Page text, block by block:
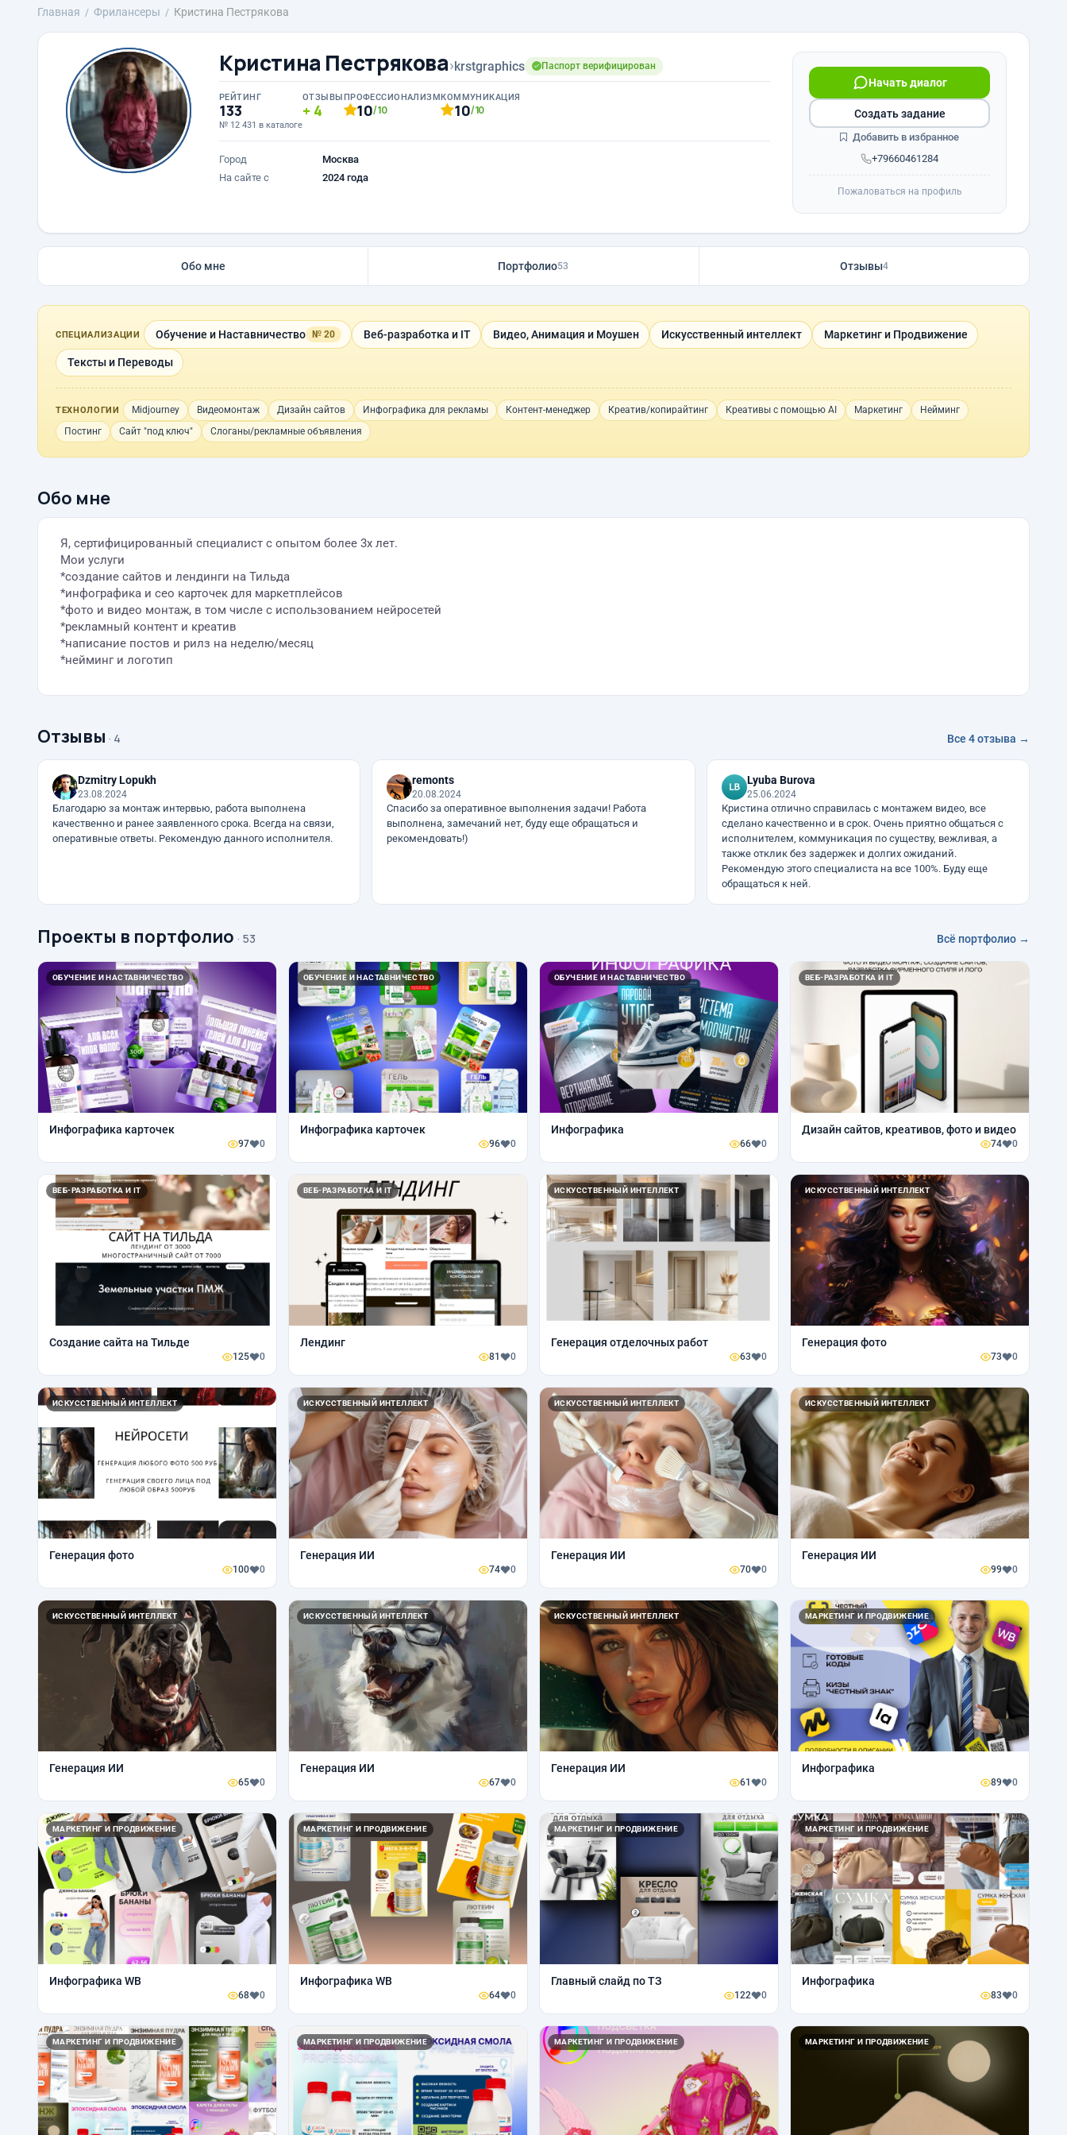
Главная Фрилансеры Кристина Пестрякова
Кристина Пестрякова›krstgraphics Паспорт верифицирован
РЕЙТИНГ
133
№ 12 431 в каталоге
ОТЗЫВЫ
4
ПРОФЕССИОНАЛИЗМ
10/10
КОММУНИКАЦИЯ
10/10
Город
Москва
На сайте с
2024 года
+79660461284
Начать диалог
Создать задание
Добавить в избранное
Пожаловаться на профиль
Обо мне Портфолио53 Отзывы4
СПЕЦИАЛИЗАЦИИ Обучение и Наставничество № 20 Веб-разработка и IT Видео, Анимация и Моушен Искусственный интеллект Маркетинг и Продвижение
Тексты и Переводы
ТЕХНОЛОГИИ Midjourney Видеомонтаж Дизайн сайтов Инфографика для рекламы Контент-менеджер Креатив/копирайтинг Креативы с помощью AI Маркетинг
Нейминг
Постинг
Сайт "под ключ" Слоганы/рекламные объявления
Обо мне
Я, сертифицированный специалист с опытом более 3х лет.
Мои услуги
*создание сайтов и лендинги на Тильда
*инфографика и сео карточек для маркетплейсов
*фото и видео монтаж, в том числе с использованием нейросетей
*рекламный контент и креатив
*написание постов и рилз на неделю/месяц
*нейминг и логотип
Отзывы · 4 Все 4 отзыва →
Dzmitry Lopukh
23.08.2024
Благодарю за монтаж интервью, работа выполнена
качественно и ранее заявленного срока. Всегда на связи,
оперативные ответы. Рекомендую данного исполнителя.
remonts
20.08.2024
Спасибо за оперативное выполнения задачи! Работа
выполнена, замечаний нет, буду еще обращаться и
рекомендовать!)
Lyuba Burova
25.06.2024
Кристина отлично справилась с монтажем видео, все
сделано качественно и в срок. Очень приятно общаться с
исполнителем, коммуникация по существу, вежливая, а
также отклик без задержек и долгих ожиданий.
Рекомендую этого специалиста на все 100%. Буду еще
обращаться к ней.
Проекты в портфолио · 53 Всё портфолио →
ОБУЧЕНИЕ И НАСТАВНИЧЕСТВО
Инфографика карточек
97 0
ОБУЧЕНИЕ И НАСТАВНИЧЕСТВО
Инфографика карточек
96 0
ОБУЧЕНИЕ И НАСТАВНИЧЕСТВО
Инфографика
66 0
ВЕБ-РАЗРАБОТКА И IT
Дизайн сайтов, креативов, фото и видео
74 0
ВЕБ-РАЗРАБОТКА И IT
Создание сайта на Тильде
125 0
ВЕБ-РАЗРАБОТКА И IT
Лендинг
81 0
ИСКУССТВЕННЫЙ ИНТЕЛЛЕКТ
Генерация отделочных работ
63 0
ИСКУССТВЕННЫЙ ИНТЕЛЛЕКТ
Генерация фото
73 0
ИСКУССТВЕННЫЙ ИНТЕЛЛЕКТ
Генерация фото
100 0
ИСКУССТВЕННЫЙ ИНТЕЛЛЕКТ
Генерация ИИ
74 0
ИСКУССТВЕННЫЙ ИНТЕЛЛЕКТ
Генерация ИИ
70 0
ИСКУССТВЕННЫЙ ИНТЕЛЛЕКТ
Генерация ИИ
99 0
ИСКУССТВЕННЫЙ ИНТЕЛЛЕКТ
Генерация ИИ
65 0
ИСКУССТВЕННЫЙ ИНТЕЛЛЕКТ
Генерация ИИ
67 0
ИСКУССТВЕННЫЙ ИНТЕЛЛЕКТ
Генерация ИИ
61 0
МАРКЕТИНГ И ПРОДВИЖЕНИЕ
Инфографика
89 0
МАРКЕТИНГ И ПРОДВИЖЕНИЕ
Инфографика WB
68 0
МАРКЕТИНГ И ПРОДВИЖЕНИЕ
Инфографика WB
64 0
МАРКЕТИНГ И ПРОДВИЖЕНИЕ
Главный слайд по ТЗ
122 0
МАРКЕТИНГ И ПРОДВИЖЕНИЕ
Инфографика
83 0
МАРКЕТИНГ И ПРОДВИЖЕНИЕ МАРКЕТИНГ И ПРОДВИЖЕНИЕ МАРКЕТИНГ И ПРОДВИЖЕНИЕ МАРКЕТИНГ И ПРОДВИЖЕНИЕ